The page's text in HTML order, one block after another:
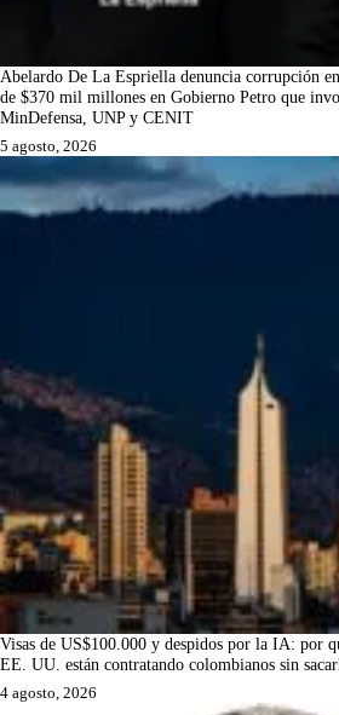
Abelardo De La Espriella denuncia corrupción
de $370 mil millones en Gobierno Petro que
MinDefensa, UNP y CENIT
5 agosto, 2026
Visas de US$100.000 y despidos por la IA: por
EE. UU. están contratando colombianos sin
4 agosto, 2026